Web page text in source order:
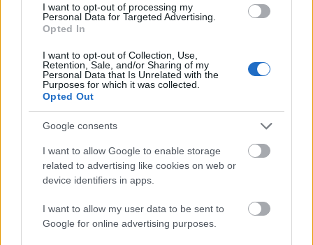
I want to opt-out of processing my
Personal Data for Targeted Advertising.
Opted In
I want to opt-out of Collection, Use,
Retention, Sale, and/or Sharing of my
Personal Data that Is Unrelated with the
Purposes for which it was collected.
Opted Out
Google consents
I want to allow Google to enable storage
related to advertising like cookies on web or
device identifiers in apps.
I want to allow my user data to be sent to
Google for online advertising purposes.
nem 220 Ft, hanem 440 Ft lenne egy jegy. A
bankkártya számát el tudod menteni a telefonra
megadnod a vásárláshoz.
nyistapista
17 éve
@pietreg: Oké, azt hiszem igazából itt csak velem
van a baj, hogy utálok a mobillal szütyögni.
tsimora